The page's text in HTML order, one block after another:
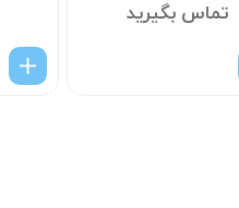
تماس بگیرید